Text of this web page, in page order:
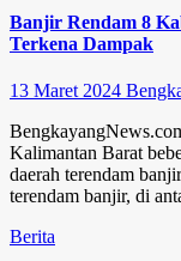
Banjir Rendam 8
Terkena Dampak
13 Maret 2024
Kalimantan Barat
daerah terendam
terendam banjir, di
Berita